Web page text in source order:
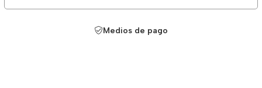
Medios de pago